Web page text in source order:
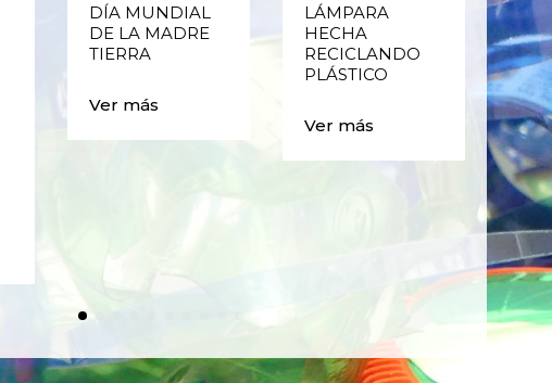
DÍA MUNDIAL
DE LA MADRE
TIERRA
Ver más
LÁMPARA
HECHA
RECICLANDO
PLÁSTICO
Ver más